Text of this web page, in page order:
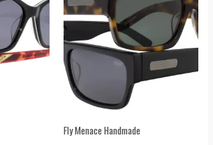
Fly Menace Handmade